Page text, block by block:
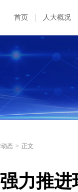
首页 人大概况
态 > 正文
力推